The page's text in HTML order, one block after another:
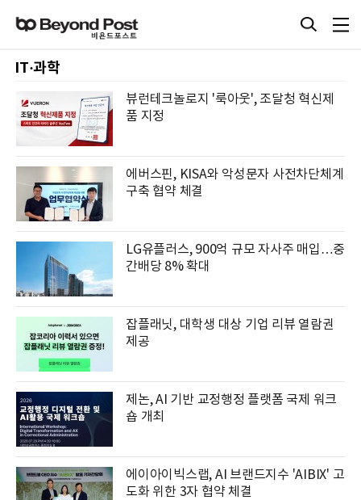
IT·과학
뷰런테크놀로지 '룩아웃', 조달청 혁신제
품 지정
에버스핀, KISA와 악성문자 사전차단체계
구축 협약 체결
LG유플러스, 900억 규모 자사주 매입…중
간배당 8% 확대
잡플래닛, 대학생 대상 기업 리뷰 열람권
제공
제논, AI 기반 교정행정 플랫폼 국제 워크
숍 개최
에이아이빅스랩, AI 브랜드지수 'AIBIX' 고
도화 위한 3자 협약 체결